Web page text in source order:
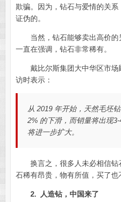
欺骗。因为，钻石与爱情的关
证伪的。
当然，钻石能够卖出高价的
一直在强调，钻石非常稀有。
戴比尔斯集团大中华区市场
访时表示：
从 2019 年开始，天然毛坯
2% 的下滑，而销量将出现
将进一步扩大。
换言之，很多人未必相信钻
石稀有昂贵，物有所值，买了也
2. 人造钻，中国来了